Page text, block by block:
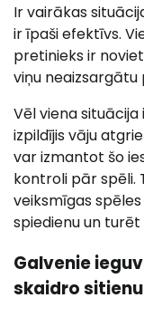
Ir vairākas
ir īpaši efektīvs.
pretinieks ir
viņu neaizsargātu
Vēl viena
izpildījis vāju
var izmantot šo
kontroli pār spēli.
veiksmīgas
spiedienu un
Galvenie
skaidro sitienu